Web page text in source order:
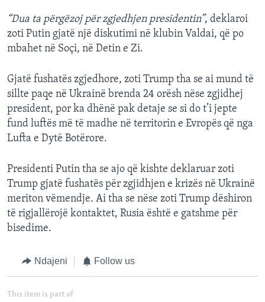
“Dua ta përgëzoj për zgjedhjen presidentin”, deklaroi
zoti Putin gjatë një diskutimi në klubin Valdai, që po
mbahet në Soçi, në Detin e Zi.
Gjatë fushatës zgjedhore, zoti Trump tha se ai mund të
sillte paqe në Ukrainë brenda 24 orësh nëse zgjidhej
president, por ka dhënë pak detaje se si do t’i jepte
fund luftës më të madhe në territorin e Evropës që nga
Lufta e Dytë Botërore.
Presidenti Putin tha se ajo që kishte deklaruar zoti
Trump gjatë fushatës për zgjidhjen e krizës në Ukrainë
meriton vëmendje. Ai tha se nëse zoti Trump dëshiron
të rigjallërojë kontaktet, Rusia është e gatshme për
bisedime.
Ndajeni Follow us
This item is part of